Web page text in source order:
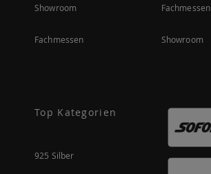
Showroom
Fachmessen
Fachmessen
Showroom
Top Kategorien
925 Silber